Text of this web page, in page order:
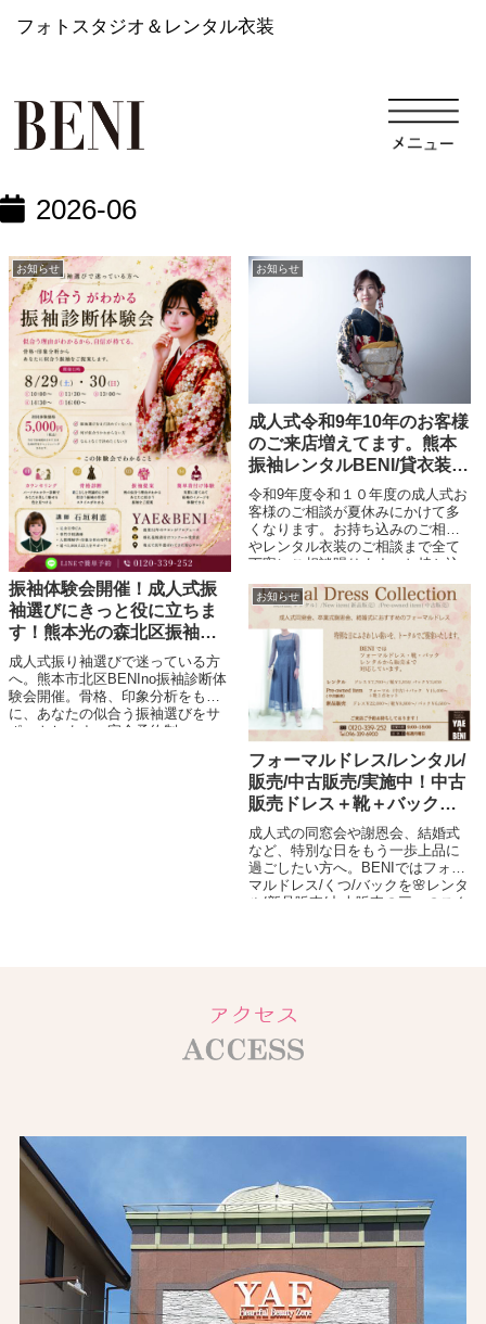
フォトスタジオ＆レンタル衣装
2026-06
お知らせ
振袖体験会開催！成人式振
袖選びにきっと役に立ちま
す！熊本光の森北区振袖レ
ンタル/BENI
成人式振り袖選びで迷っている方
へ。熊本市北区BENIno振袖診断体
験会開催。骨格、印象分析をもと
に、あなたの似合う振袖選びをサ
ポートします。完全予約制。
お知らせ
成人式令和9年10年のお客様
のご来店増えてます。熊本
振袖レンタルBENI/貸衣装/
熊本市北区/光の森
令和9年度令和１０年度の成人式お
客様のご相談が夏休みにかけて多
くなります。お持ち込みのご相談
やレンタル衣装のご相談まで全て
丁寧にご相談賜ります。お持ち込
みかレンタルでお悩みのお客様に
は（当社でいずれにしても契約さ
れる方限定）にはなりますがご...
お知らせ
フォーマルドレス/レンタル/
販売/中古販売/実施中！中古
販売ドレス＋靴＋バックで
￥15,400〜/熊本ベニ/貸衣装/
レンタル/成人式後の同窓会
や結婚式、卒業式謝恩会な
ど
成人式の同窓会や謝恩会、結婚式
など、特別な日をもう一歩上品に
過ごしたい方へ。BENIではフォー
マルドレス/くつ/バックを🌸レンタ
ル/新品販売/中古販売の三つのスタ